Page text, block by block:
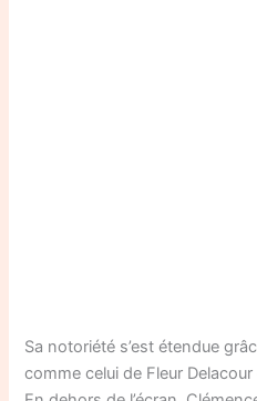
Sa notoriété s’est étendue
comme celui de Fleur